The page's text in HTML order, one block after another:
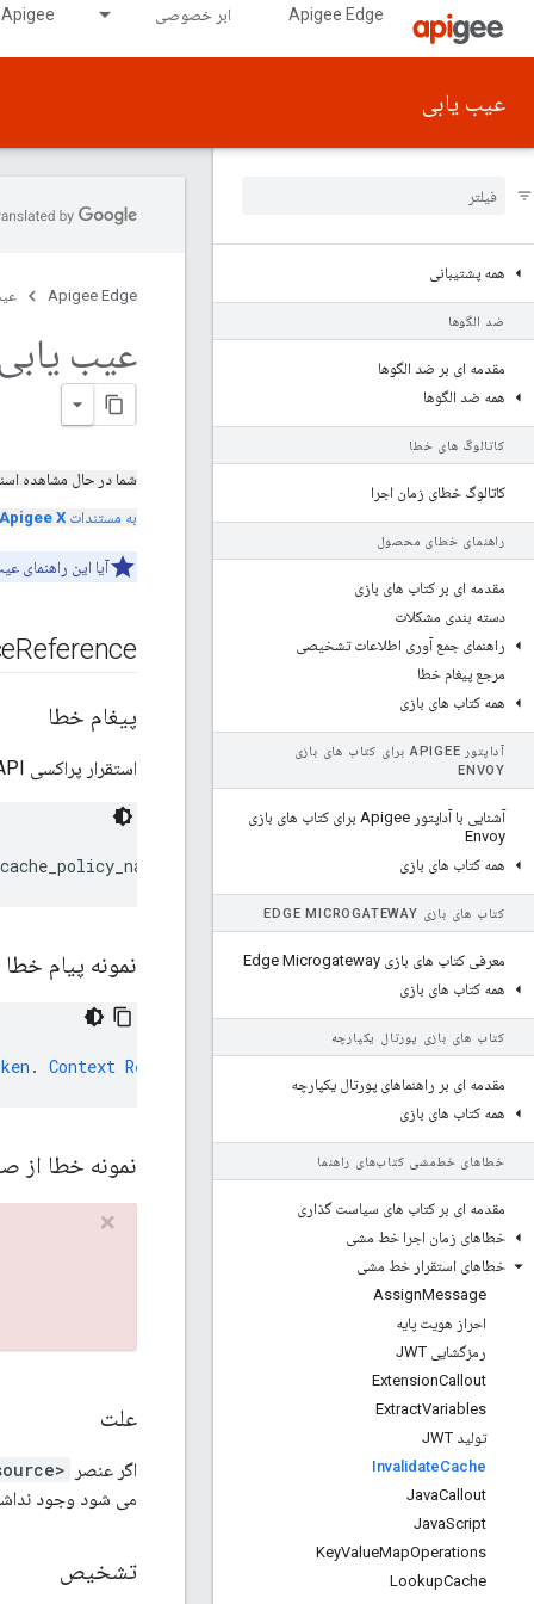
Apigee Edge ابر خصوصی Apigee در GDC دارای شکاف هوایی
عیب یابی
همه پشتیبانی
ضد الگوها
مقدمه ای بر ضد الگوها
همه ضد الگوها
کاتالوگ های خطا
کاتالوگ خطای زمان اجرا
راهنمای خطای محصول
مقدمه ای بر کتاب های بازی
دسته بندی مشکلات
راهنمای جمع آوری اطلاعات تشخیصی
مرجع پیغام خطا
همه کتاب های بازی
آداپتور APIGEE برای کتاب های بازی
ENVOY
آشنایی با آداپتور Apigee برای کتاب های بازی
Envoy
همه کتاب های بازی
کتاب های بازی EDGE MICROGATEWAY
معرفی کتاب های بازی Edge Microgateway
همه کتاب های بازی
کتاب های بازی پورتال یکپارچه
مقدمه ای بر راهنماهای پورتال یکپارچه
همه کتاب های بازی
خطاهای خط‌مشی کتاب‌های راهنما
مقدمه ای بر کتاب های سیاست گذاری
خطاهای زمان اجرا خط مشی
خطاهای استقرار خط مشی
AssignMessage
احراز هویت پایه
رمزگشایی JWT
ExtensionCallout
ExtractVariables
تولید JWT
InvalidateCache
JavaCallout
JavaScript
KeyValueMapOperations
LookupCache
Apigee Edge
عیب
شما در حال مشاهده
به مستندات Apigee X
آیا این راهنمای
Reference
پیغام خطا
استقرار پراکسی API از طریق Edge UI یا Edge management API با این پیام خطا انجام نمی شود:
نمونه پیام خطا
. Context Revision
نمونه خطا از
علت
اگر عنصر <CacheResource>
می شود وجود
تشخیص